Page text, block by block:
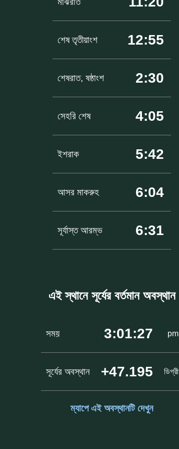
শেষ তৃতীয়াংশ 12:55
শেষরাত, ষষ্ঠাংশ 2:30
সেহরি শেষ 4:05
ইশরাক 5:42
আসর মাকরুহ 6:04
সূর্যাস্ত আরম্ভ 6:31
এই স্থানে সূর্যের বর্তমান অবস্থান
সময় 3:01:27 pm
সূর্যের অবস্থান +47.195 ডিগ্রী
ম্যাপে এই অবস্থানটি দেখুন